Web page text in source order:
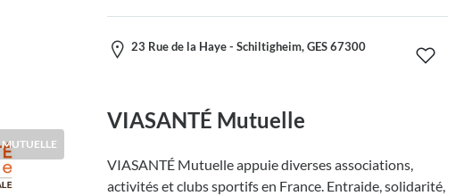
23 Rue de la Haye - Schiltigheim, GES 67300
MUTUELLE
VIASANTÉ Mutuelle
VIASANTÉ Mutuelle appuie diverses associations,
activités et clubs sportifs en France. Entraide, solidarité,